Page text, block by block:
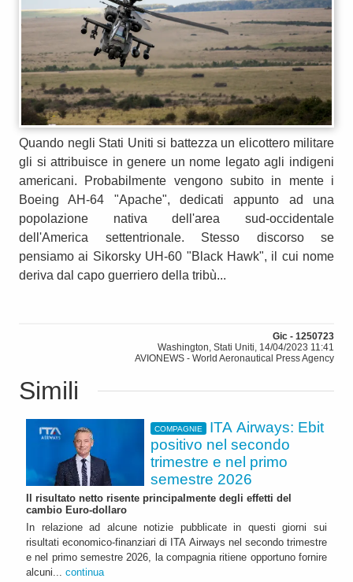
Quando negli Stati Uniti si battezza un elicottero militare
gli si attribuisce in genere un nome legato agli indigeni
americani. Probabilmente vengono subito in mente i
Boeing AH-64 "Apache", dedicati appunto ad una
popolazione nativa dell'area sud-occidentale
dell'America settentrionale. Stesso discorso se
pensiamo ai Sikorsky UH-60 "Black Hawk", il cui nome
deriva dal capo guerriero della tribù...
Gic - 1250723
Washington, Stati Uniti, 14/04/2023 11:41
AVIONEWS - World Aeronautical Press Agency
Simili
COMPAGNIE
ITA Airways: Ebit
positivo nel secondo
trimestre e nel primo
semestre 2026
Il risultato netto risente principalmente degli effetti del
cambio Euro-dollaro
In relazione ad alcune notizie pubblicate in questi giorni sui
risultati economico-finanziari di ITA Airways nel secondo trimestre
e nel primo semestre 2026, la compagnia ritiene opportuno fornire
alcuni... continua